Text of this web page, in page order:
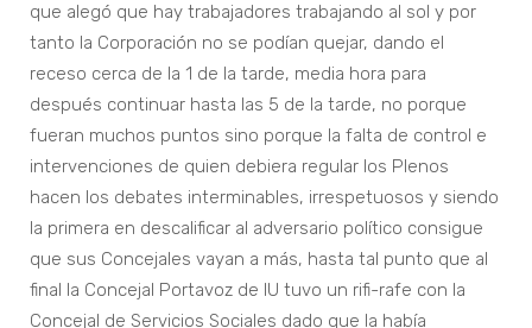
que alegó que hay trabajadores trabajando al sol y por
tanto la Corporación no se podían quejar, dando el
receso cerca de la 1 de la tarde, media hora para
después continuar hasta las 5 de la tarde, no porque
fueran muchos puntos sino porque la falta de control e
intervenciones de quien debiera regular los Plenos
hacen los debates interminables, irrespetuosos y siendo
la primera en descalificar al adversario político consigue
que sus Concejales vayan a más, hasta tal punto que al
final la Concejal Portavoz de IU tuvo un rifi-rafe con la
Concejal de Servicios Sociales dado que la había